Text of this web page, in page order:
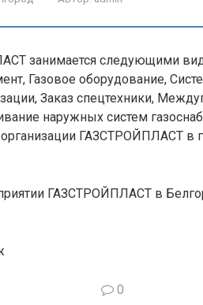
занимается следующими
Газовое оборудование,
Заказ спецтехники,
наружных систем
ГАЗСТРОЙПЛАСТ в
ГАЗСТРОЙПЛАСТ в
0